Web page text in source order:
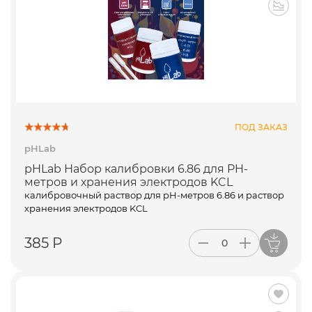
ПОД ЗАКАЗ
pHLab
pHLab Набор калибровки 6.86 для PH-
метров и хранения электродов KCL
калибровочный раствор для pH-метров 6.86 и раствор
хранения электродов KCL
385 Р